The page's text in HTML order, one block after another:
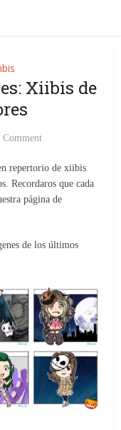
Xiibis de
Comment
repertorio de xiibis
Recordaros que cada
página de
de los últimos